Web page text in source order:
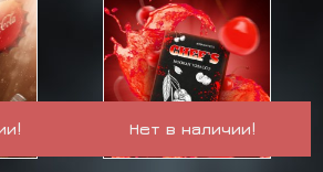
Нет в наличии!